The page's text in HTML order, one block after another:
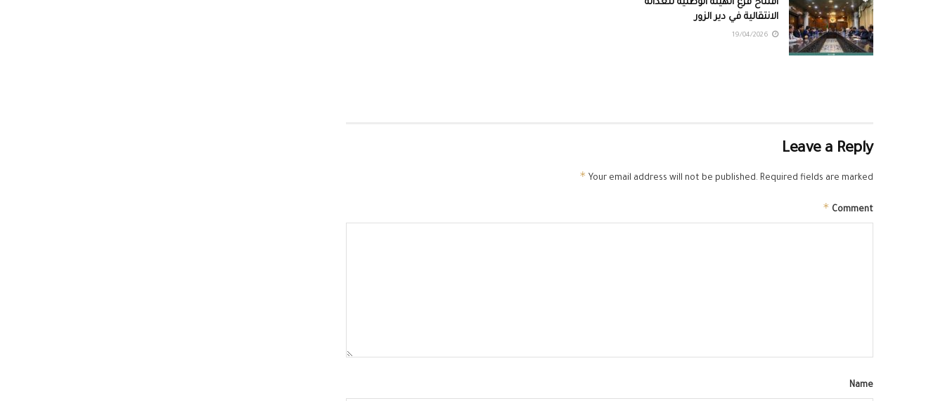
افتتاح فرع الهيئة الوطنية للعدالة
الانتقالية في دير الزور
Leave a Reply
Your email address will not be published. Required fields are marked
*
Comment
*
Name